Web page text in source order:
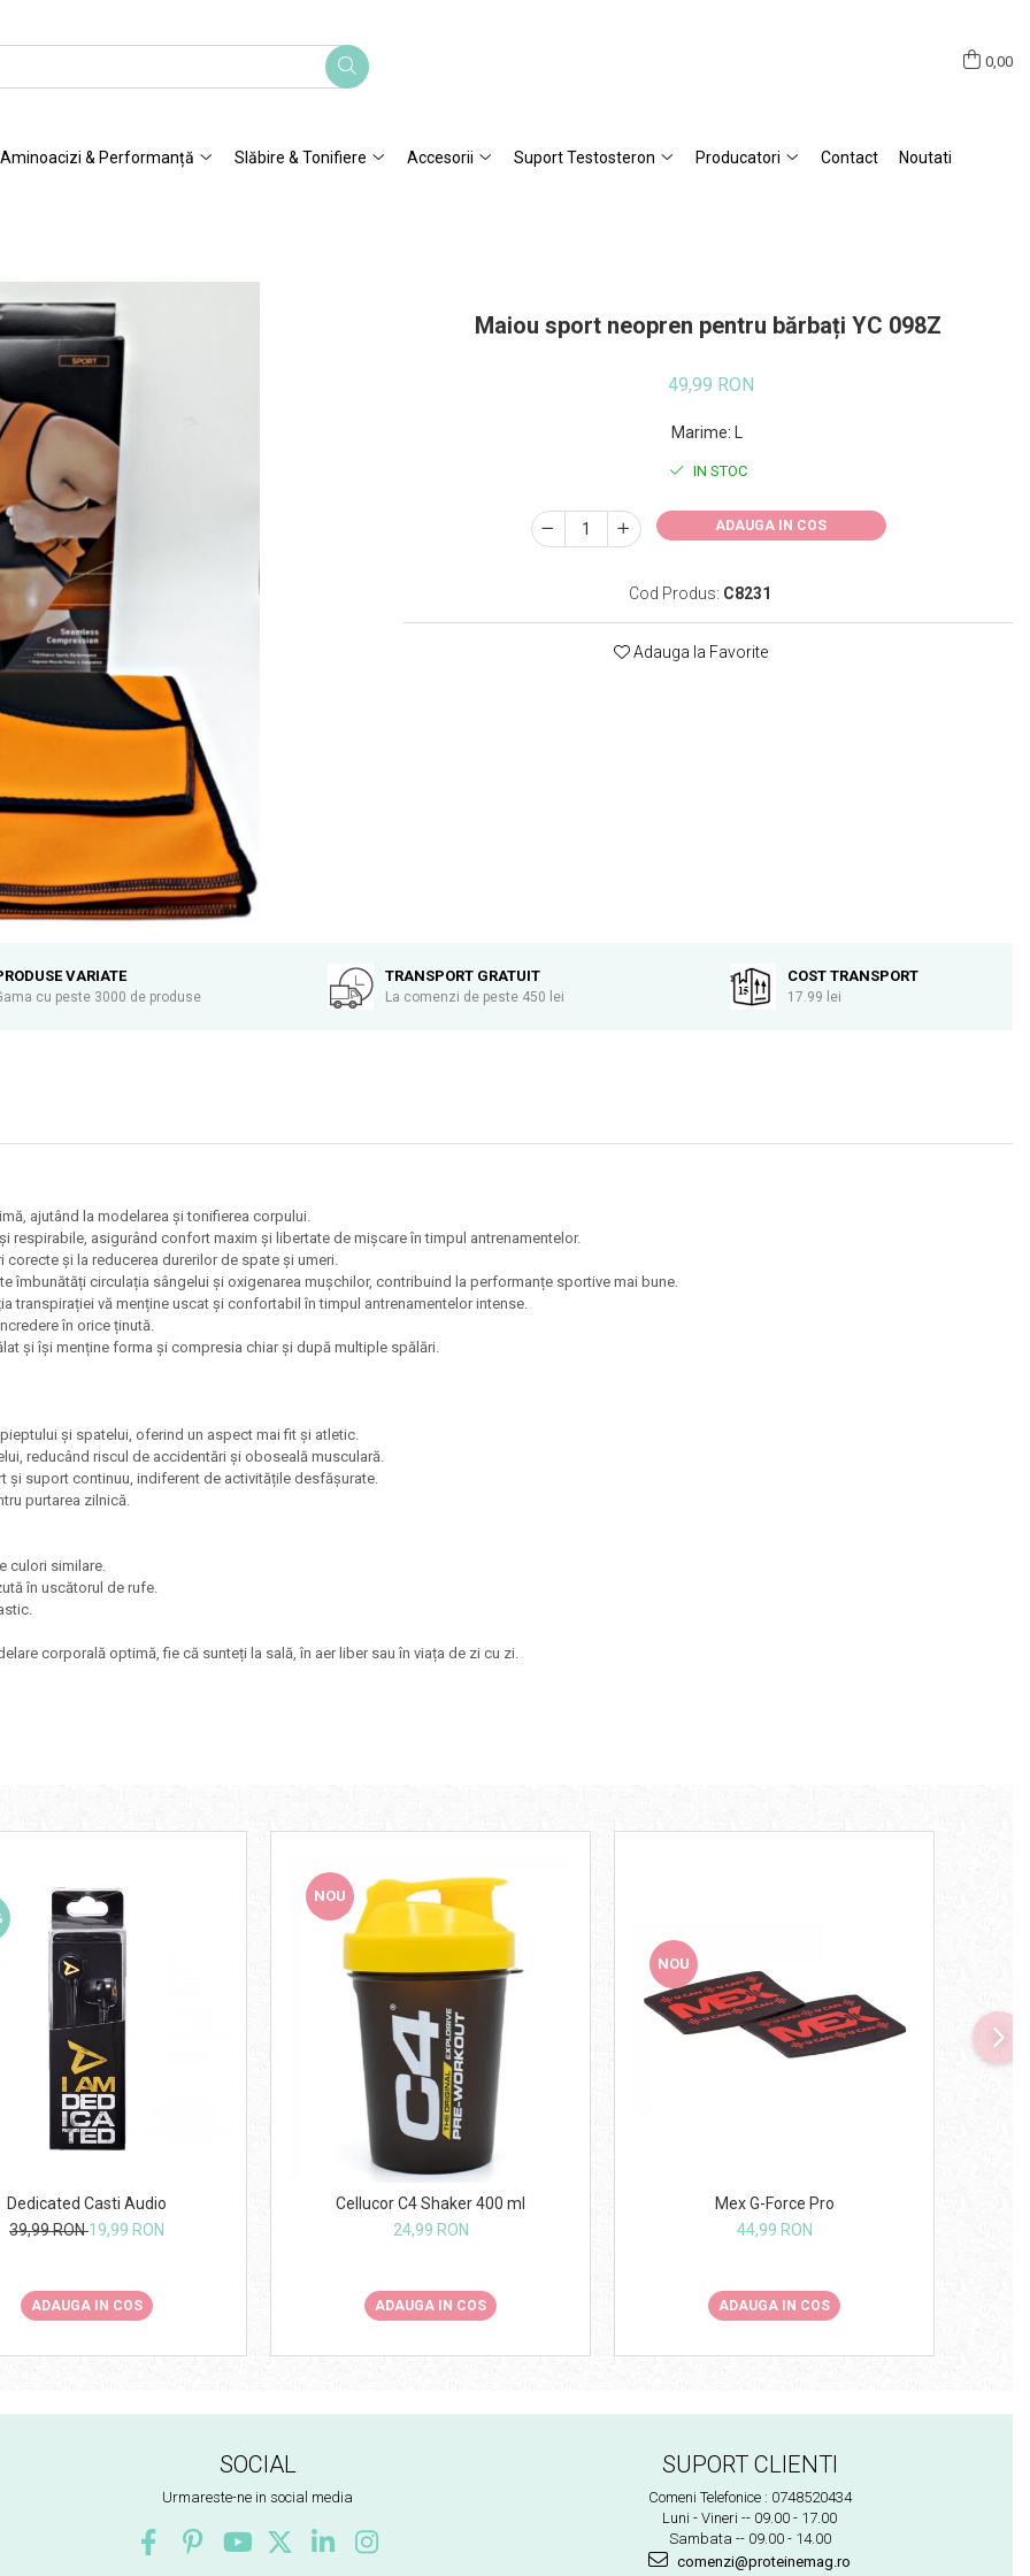
0,00
Aminoacizi & Performanță Slăbire & Tonifiere Accesorii Suport Testosteron Producatori Contact Noutati
Maiou sport neopren pentru bărbați YC 098Z
49,99 RON
Marime:
IN STOC
ADAUGA IN COS
Cod Produs: C8231
Adauga la Favorite
VARIATE
cu peste 3000 de produse
TRANSPORT GRATUIT
La comenzi de peste 450 lei
COST TRANSPORT
17.99 lei
ajutând la modelarea și tonifierea corpului.
respirabile, asigurând confort maxim și libertate de mișcare în timpul antrenamentelor.
corecte și la reducerea durerilor de spate și umeri.
îmbunătăți circulația sângelui și oxigenarea mușchilor, contribuind la performanțe sportive mai bune.
transpirației vă menține uscat și confortabil în timpul antrenamentelor intense.
în orice ținută.
și își menține forma și compresia chiar și după multiple spălări.
și spatelui, oferind un aspect mai fit și atletic.
reducând riscul de accidentări și oboseală musculară.
suport continuu, indiferent de activitățile desfășurate.
purtarea zilnică.
culori similare.
în uscătorul de rufe.
corporală optimă, fie că sunteți la sală, în aer liber sau în viața de zi cu zi.
Dedicated Casti Audio
39,99 RON19,99 RON
ADAUGA IN COS
NOU
Cellucor C4 Shaker 400 ml
24,99 RON
ADAUGA IN COS
NOU
Mex G-Force Pro
44,99 RON
ADAUGA IN COS
SOCIAL
Urmareste-ne in social media
SUPORT CLIENTI
Comeni Telefonice : 0748520434
Luni - Vineri -- 09.00 - 17.00
Sambata -- 09.00 - 14.00
comenzi@proteinemag.ro